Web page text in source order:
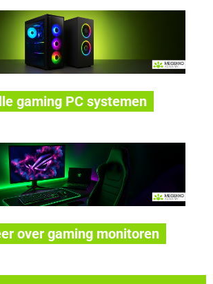
gaming PC systemen
over gaming monitoren